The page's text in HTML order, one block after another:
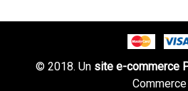
© 2018. Un site e-commerce
Commerce